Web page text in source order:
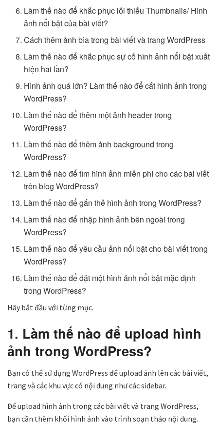
Làm thế nào để khắc phục lỗi thiếu Thumbnails/ Hình
ảnh nổi bật của bài viết?
Cách thêm ảnh bìa trong bài viết và trang WordPress
Làm thế nào để khắc phục sự cố hình ảnh nổi bật xuất
hiện hai lần?
Hình ảnh quá lớn? Làm thế nào để cắt hình ảnh trong
WordPress?
Làm thế nào để thêm một ảnh header trong
WordPress?
Làm thế nào để thêm ảnh background trong
WordPress?
Làm thế nào để tìm hình ảnh miễn phí cho các bài viết
trên blog WordPress?
Làm thế nào để gắn thẻ hình ảnh trong WordPress?
Làm thế nào để nhập hình ảnh bên ngoài trong
WordPress?
Làm thế nào để yêu cầu ảnh nổi bật cho bài viết trong
WordPress?
Làm thế nào để đặt một hình ảnh nổi bật mặc định
trong WordPress?
Hãy bắt đầu với từng mục.
1. Làm thế nào để upload hình
ảnh trong WordPress?
Bạn có thể sử dụng WordPress để upload ảnh lên các bài viết,
trang và các khu vực có nội dung như các sidebar.
Để upload hình ảnh trong các bài viết và trang WordPress,
bạn cần thêm khối hình ảnh vào trình soạn thảo nội dung.